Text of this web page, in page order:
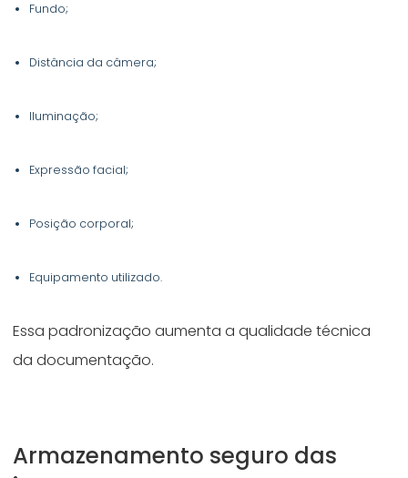
Fundo;
Distância da câmera;
Iluminação;
Expressão facial;
Posição corporal;
Equipamento utilizado.
Essa padronização aumenta a qualidade técnica
da documentação.
Armazenamento seguro das